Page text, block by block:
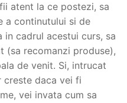
atent la ce postezi, sa
a continutului si de
cadrul acestui curs, sa
(sa recomanzi produse),
de venit. Si, intrucat
creste daca vei fi
vei invata cum sa